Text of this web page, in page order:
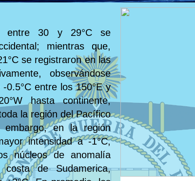
entre 30 y 29°C se
mientras que,
se registraron en las
observándose
0.5°C entre los 150°E y
hasta continente,
la región del Pacífico
en la región
intensidad a -1°C,
núcleos de anomalía
de Sudamerica,